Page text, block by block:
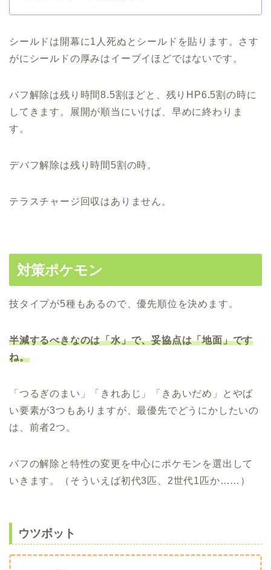
シールドは開幕に1人死ぬとシールドを貼ります。さす
がにシールドの厚みはイーブイほどではないです。
バフ解除は残り時間8.5割ほどと、残りHP6.5割の時に
してきます。展開が順当にいけば、早めに終わりま
す。
デバフ解除は残り時間5割の時。
テラスチャージ回収はありません。
対策ポケモン
技タイプが5種もあるので、優先順位を決めます。
半減するべきなのは「水」で、妥協点は「地面」です
ね。
「つるぎのまい」「きれあじ」「きあいだめ」とやば
い要素が3つもありますが、最優先でどうにかしたいの
は、前者2つ。
バフの解除と特性の変更を中心にポケモンを選出して
いきます。（そういえば初代3匹、2世代1匹か……）
ウツボット